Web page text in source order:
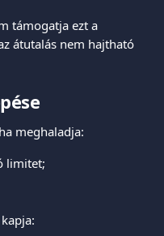
támogatja ezt a
átutalás nem hajtható
meghaladja:
limitet;